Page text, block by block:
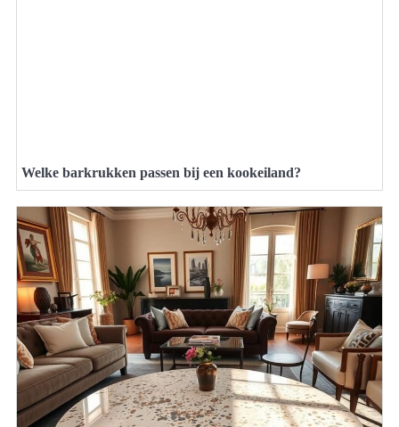
Welke barkrukken passen bij een kookeiland?